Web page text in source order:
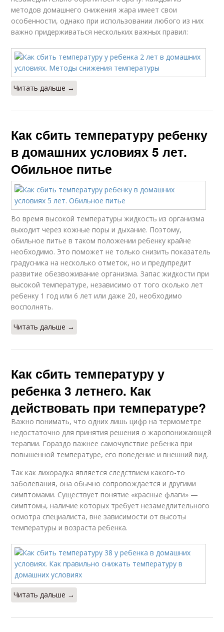
методов домашнего снижения жара имеет свои
особенности, однако при использовании любого из них
важно придерживаться нескольких важных правил:
Читать дальше →
Как сбить температуру ребенку
в домашних условиях 5 лет.
Обильное питье
Во время высокой температуры жидкость из организма
выходит через кожные поры и дыхание. Поэтому,
обильное питье в таком положении ребенку крайне
необходимо. Это поможет не только снизить показатель
градусника на несколько отметок, но и предупредит
развитие обезвоживание организма. Запас жидкости при
высокой температуре, независимо от того сколько лет
ребенку 1 год или 6 лет или даже 20, необходимо
восполнять.
Читать дальше →
Как сбить температуру у
ребенка 3 летнего. Как
действовать при температуре?
Важно понимать, что одних лишь цифр на термометре
недостаточно для принятия решения о жаропонижающей
терапии. Гораздо важнее самочувствие ребенка при
повышенной температуре, его поведение и внешний вид.
Так как лихорадка является следствием какого-то
заболевания, она обычно сопровождается и другими
симптомами. Существует понятие «красные флаги» —
симптомы, наличие которых требует незамедлительного
осмотра специалиста, вне зависимости от высоты
температуры и возраста ребенка.
Читать дальше →